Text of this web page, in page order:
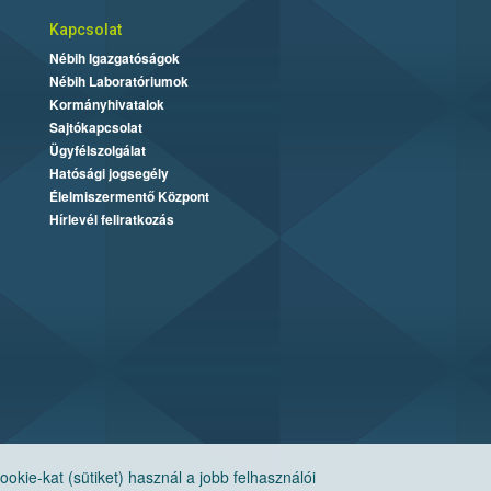
kat (sütiket) használ a jobb felhasználói
Kapcsolat
Nébih Igazgatóságok
Nébih Laboratóriumok
Kormányhivatalok
Sajtókapcsolat
Ügyfélszolgálat
Hatósági jogsegély
Élelmiszermentő Központ
Hírlevél feliratkozás